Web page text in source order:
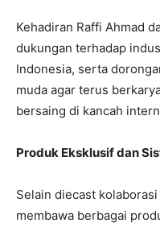
Kehadiran Raffi Ahmad
dukungan terhadap
Indonesia, serta
muda agar terus
bersaing di kancah
Produk Eksklusif dan
Selain diecast
membawa berbagai